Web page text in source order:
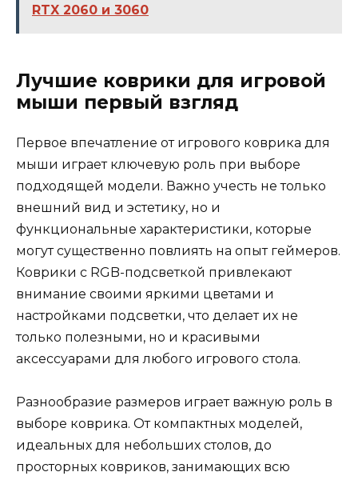
RTX 2060 и 3060
Лучшие коврики для игровой
мыши первый взгляд
Первое впечатление от игрового коврика для
мыши играет ключевую роль при выборе
подходящей модели. Важно учесть не только
внешний вид и эстетику, но и
функциональные характеристики, которые
могут существенно повлиять на опыт геймеров.
Коврики с RGB-подсветкой привлекают
внимание своими яркими цветами и
настройками подсветки, что делает их не
только полезными, но и красивыми
аксессуарами для любого игрового стола.
Разнообразие размеров играет важную роль в
выборе коврика. От компактных моделей,
идеальных для небольших столов, до
просторных ковриков, занимающих всю